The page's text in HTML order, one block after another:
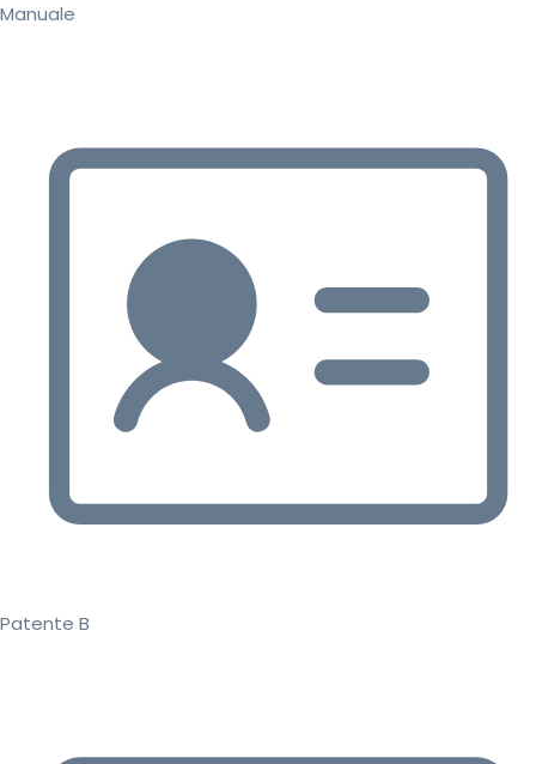
Manuale
Patente B